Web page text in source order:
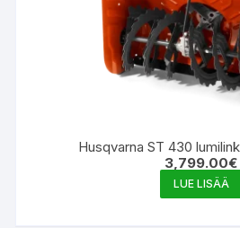
Husqvarna ST 430
3,799.00€
LUE LISÄÄ